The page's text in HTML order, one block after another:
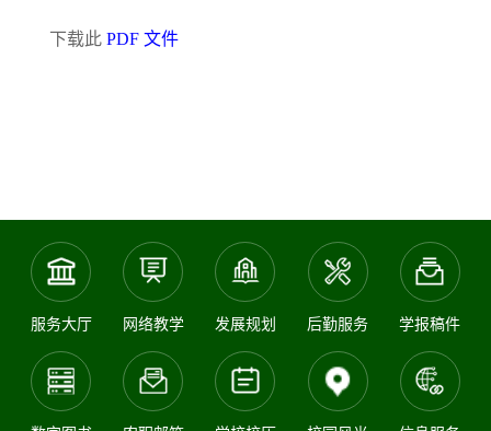
下载此PDF 文件
服务大厅 网络教学 发展规划 后勤服务 学报稿件